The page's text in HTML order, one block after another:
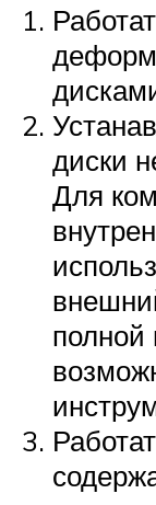
диски
Для
полной